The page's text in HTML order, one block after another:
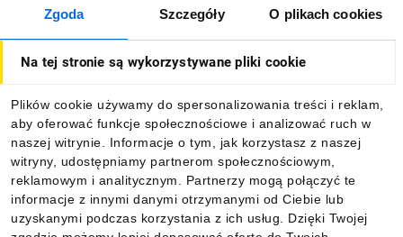
Zgoda Szczegóły O plikach cookies
Na tej stronie są wykorzystywane pliki cookie
Plików cookie używamy do spersonalizowania treści i reklam,
aby oferować funkcje społecznościowe i analizować ruch w
naszej witrynie. Informacje o tym, jak korzystasz z naszej
witryny, udostępniamy partnerom społecznościowym,
reklamowym i analitycznym. Partnerzy mogą połączyć te
informacje z innymi danymi otrzymanymi od Ciebie lub
uzyskanymi podczas korzystania z ich usług. Dzięki Twojej
O firmie
Informacje
Pobierz naszą aplikację mobilną: